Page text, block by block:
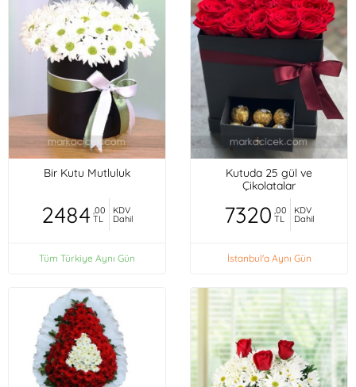
Bir Kutu Mutluluk
2484 ,00
TL
KDV
Dahil
Tüm Türkiye Aynı Gün
Kutuda 25 gül ve
Çikolatalar
7320 ,00
TL
KDV
Dahil
İstanbul'a Aynı Gün